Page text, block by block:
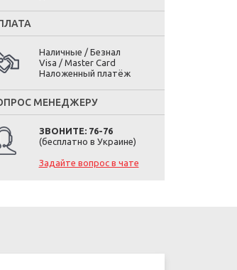
Наличные / Безнал
Visa / Master Card
Наложенный платёж
МЕНЕДЖЕРУ
ЗВОНИТЕ: 76-76
(бесплатно в Украине)
Задайте вопрос в чате